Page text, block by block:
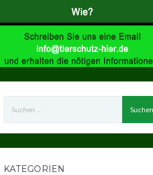
nach:
KATEGORIEN